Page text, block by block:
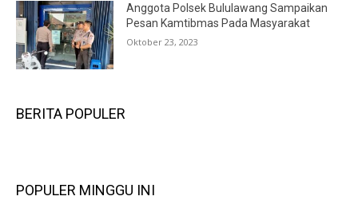
Anggota Polsek Bululawang Sampaikan
Pesan Kamtibmas Pada Masyarakat
Oktober 23, 2023
BERITA POPULER
POPULER MINGGU INI